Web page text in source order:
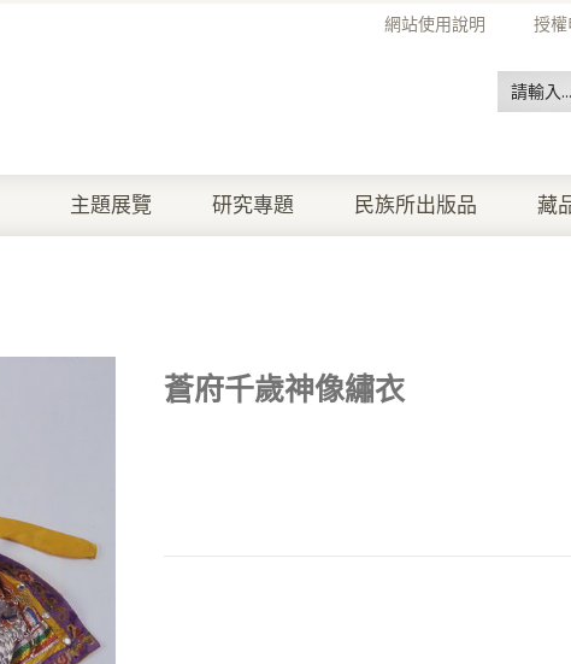
網站使用說明 授權
主題展覽 研究專題 民族所出版品 藏
蒼府千歲神像繡衣